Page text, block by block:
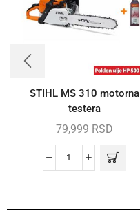
STIHL MS 310 motorna
testera
79,999 RSD